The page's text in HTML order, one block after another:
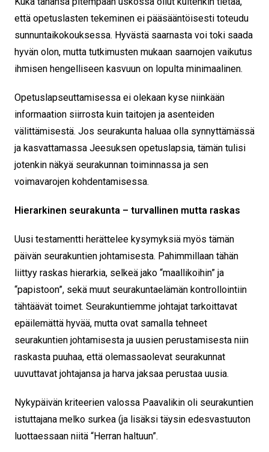
että opetuslasten tekeminen ei pääsääntöisesti toteudu
sunnuntaikokouksessa. Hyvästä saarnasta voi toki saada
hyvän olon, mutta tutkimusten mukaan saarnojen vaikutus
ihmisen hengelliseen kasvuun on lopulta minimaalinen.
Opetuslapseuttamisessa ei olekaan kyse niinkään
informaation siirrosta kuin taitojen ja asenteiden
välittämisestä. Jos seurakunta haluaa olla synnyttämässä
ja kasvattamassa Jeesuksen opetuslapsia, tämän tulisi
jotenkin näkyä seurakunnan toiminnassa ja sen
voimavarojen kohdentamisessa.
Hierarkinen seurakunta – turvallinen mutta raskas
Uusi testamentti herättelee kysymyksiä myös tämän
päivän seurakuntien johtamisesta. Pahimmillaan tähän
liittyy raskas hierarkia, selkeä jako “maallikoihin” ja
“papistoon”, sekä muut seurakuntaelämän kontrollointiin
tähtäävät toimet. Seurakuntiemme johtajat tarkoittavat
epäilemättä hyvää, mutta ovat samalla tehneet
seurakuntien johtamisesta ja uusien perustamisesta niin
raskasta puuhaa, että olemassaolevat seurakunnat
uuvuttavat johtajansa ja harva jaksaa perustaa uusia.
Nykypäivän kriteerien valossa Paavalikin oli seurakuntien
istuttajana melko surkea (ja lisäksi täysin edesvastuuton
luottaessaan niitä “Herran haltuun”.